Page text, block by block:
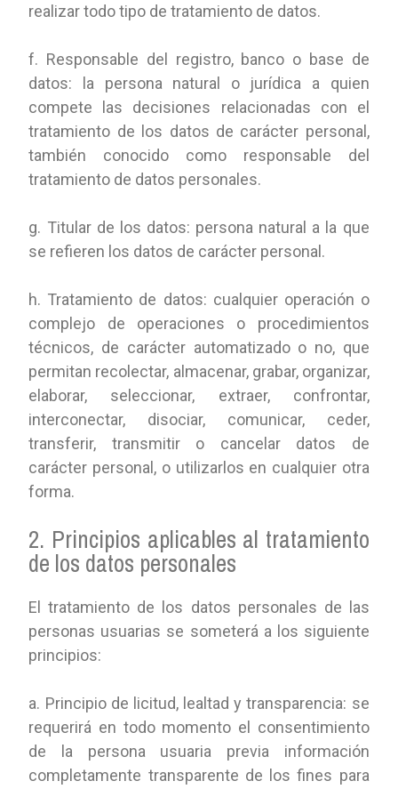
realizar todo tipo de tratamiento de datos.
f. Responsable del registro, banco o base de
datos: la persona natural o jurídica a quien
compete las decisiones relacionadas con el
tratamiento de los datos de carácter personal,
también conocido como responsable del
tratamiento de datos personales.
g. Titular de los datos: persona natural a la que
se refieren los datos de carácter personal.
h. Tratamiento de datos: cualquier operación o
complejo de operaciones o procedimientos
técnicos, de carácter automatizado o no, que
permitan recolectar, almacenar, grabar, organizar,
elaborar, seleccionar, extraer, confrontar,
interconectar, disociar, comunicar, ceder,
transferir, transmitir o cancelar datos de
carácter personal, o utilizarlos en cualquier otra
forma.
2. Principios aplicables al tratamiento
de los datos personales
El tratamiento de los datos personales de las
personas usuarias se someterá a los siguiente
principios:
a. Principio de licitud, lealtad y transparencia: se
requerirá en todo momento el consentimiento
de la persona usuaria previa información
completamente transparente de los fines para